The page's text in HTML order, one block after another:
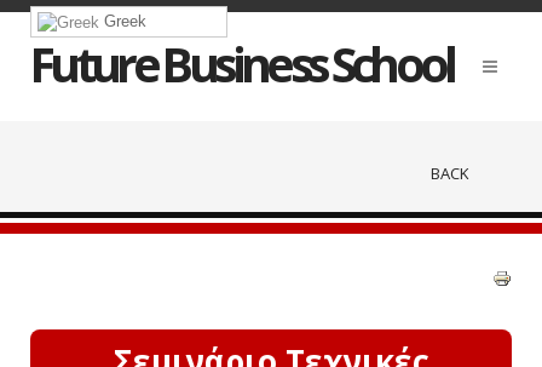
Greek
Future Business School
BACK